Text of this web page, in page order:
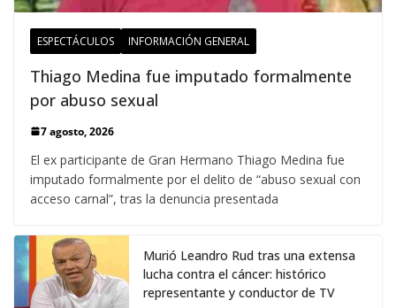
ESPECTÁCULOS INFORMACIÓN GENERAL
Thiago Medina fue imputado formalmente
por abuso sexual
7 agosto, 2026
El ex participante de Gran Hermano Thiago Medina fue
imputado formalmente por el delito de “abuso sexual con
acceso carnal”, tras la denuncia presentada
Murió Leandro Rud tras una extensa
lucha contra el cáncer: histórico
representante y conductor de TV